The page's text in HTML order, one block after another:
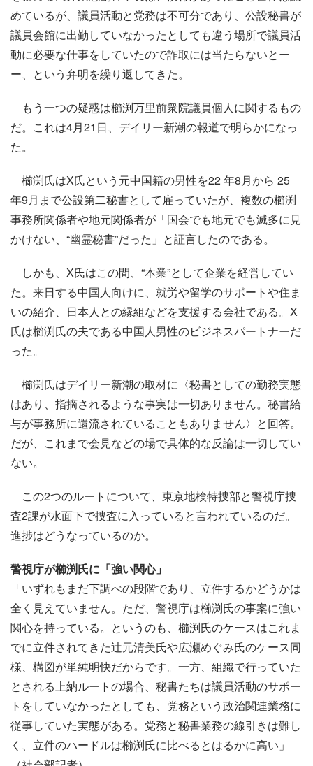
めているが、議員活動と党務は不可分であり、公設秘書が
議員会館に出勤していなかったとしても違う場所で議員活
動に必要な仕事をしていたので詐取には当たらないとー
ー、という弁明を繰り返してきた。
もう一つの疑惑は櫛渕万里前衆院議員個人に関するもの
だ。これは4月21日、デイリー新潮の報道で明らかになっ
た。
櫛渕氏はX氏という元中国籍の男性を22 年8月から 25
年9月まで公設第二秘書として雇っていたが、複数の櫛渕
事務所関係者や地元関係者が「国会でも地元でも滅多に見
かけない、“幽霊秘書”だった」と証言したのである。
しかも、X氏はこの間、“本業”として企業を経営してい
た。来日する中国人向けに、就労や留学のサポートや住ま
いの紹介、日本人との縁組などを支援する会社である。X
氏は櫛渕氏の夫である中国人男性のビジネスパートナーだ
った。
櫛渕氏はデイリー新潮の取材に〈秘書としての勤務実態
はあり、指摘されるような事実は一切ありません。秘書給
与が事務所に還流されていることもありません〉と回答。
だが、これまで会見などの場で具体的な反論は一切してい
ない。
この2つのルートについて、東京地検特捜部と警視庁捜
査2課が水面下で捜査に入っていると言われているのだ。
進捗はどうなっているのか。
警視庁が櫛渕氏に「強い関心」
「いずれもまだ下調べの段階であり、立件するかどうかは
全く見えていません。ただ、警視庁は櫛渕氏の事案に強い
関心を持っている。というのも、櫛渕氏のケースはこれま
でに立件されてきた辻元清美氏や広瀬めぐみ氏のケース同
様、構図が単純明快だからです。一方、組織で行っていた
とされる上納ルートの場合、秘書たちは議員活動のサポー
トをしていなかったとしても、党務という政治関連業務に
従事していた実態がある。党務と秘書業務の線引きは難し
く、立件のハードルは櫛渕氏に比べるとはるかに高い」